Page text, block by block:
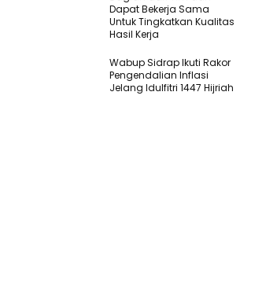
Dapat Bekerja Sama
Untuk Tingkatkan Kualitas
Hasil Kerja
Wabup Sidrap Ikuti Rakor
Pengendalian Inflasi
Jelang Idulfitri 1447 Hijriah